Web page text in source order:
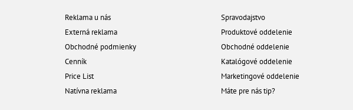
Reklama u nás
Externá reklama
Obchodné podmienky
Cenník
Price List
Natívna reklama
Spravodajstvo
Produktové oddelenie
Obchodné oddelenie
Katalógové oddelenie
Marketingové oddelenie
Máte pre nás tip?